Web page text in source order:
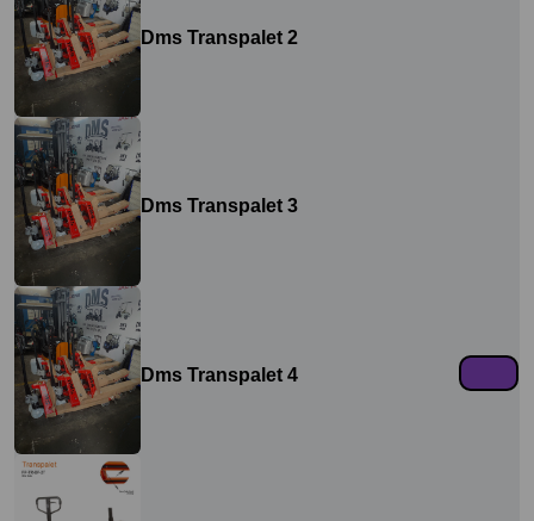
Dms Transpalet 2
Dms Transpalet 3
Dms Transpalet 4